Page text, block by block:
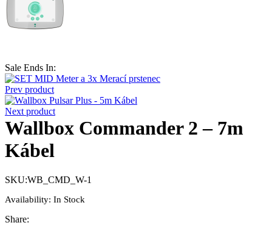
Sale Ends In:
Prev product
Next product
Wallbox Commander 2 – 7m
Kábel
SKU:WB_CMD_W-1
Availability: In Stock
Share: